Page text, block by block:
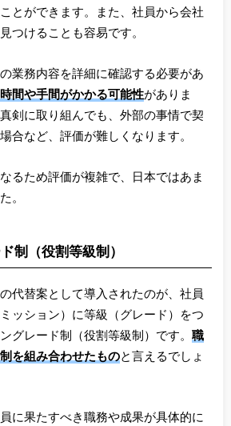
とができます。また、社員から会社
つけることも容易です。
業務内容を詳細に確認する必要があ
間や手間がかかる可能性がありま
剣に取り組んでも、外部の事情で契
合など、評価が難しくなります。
るため評価が複雑で、日本ではあま
。
制（役割等級制）
代替案として導入されたのが、社員
ッション）に等級（グレード）をつ
グレード制（役割等級制）です。 職
を組み合わせたものと言えるでしょ
に果たすべき職務や成果が具体的に